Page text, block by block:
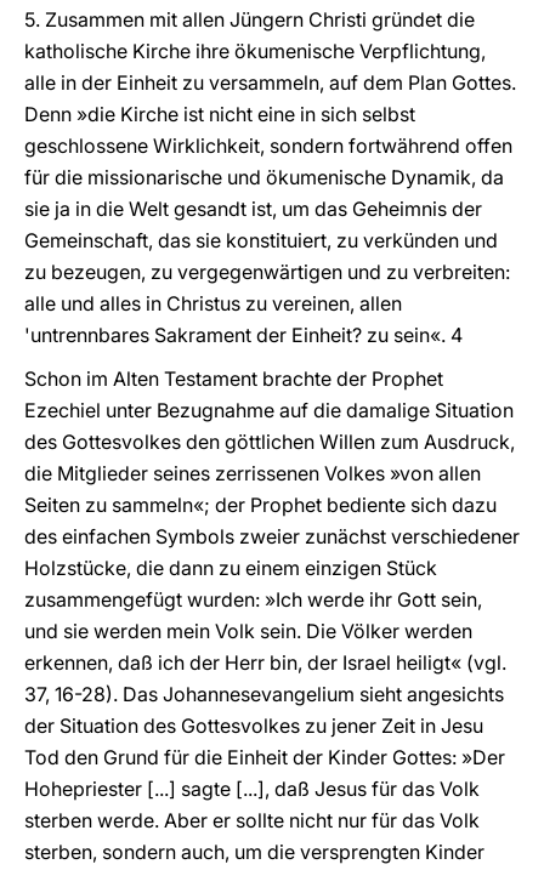
5. Zusammen mit allen Jüngern Christi gründet die
katholische Kirche ihre ökumenische Verpflichtung,
alle in der Einheit zu versammeln, auf dem Plan Gottes.
Denn »die Kirche ist nicht eine in sich selbst
geschlossene Wirklichkeit, sondern fortwährend offen
für die missionarische und ökumenische Dynamik, da
sie ja in die Welt gesandt ist, um das Geheimnis der
Gemeinschaft, das sie konstituiert, zu verkünden und
zu bezeugen, zu vergegenwärtigen und zu verbreiten:
alle und alles in Christus zu vereinen, allen
'untrennbares Sakrament der Einheit? zu sein«. 4
Schon im Alten Testament brachte der Prophet
Ezechiel unter Bezugnahme auf die damalige Situation
des Gottesvolkes den göttlichen Willen zum Ausdruck,
die Mitglieder seines zerrissenen Volkes »von allen
Seiten zu sammeln«; der Prophet bediente sich dazu
des einfachen Symbols zweier zunächst verschiedener
Holzstücke, die dann zu einem einzigen Stück
zusammengefügt wurden: »Ich werde ihr Gott sein,
und sie werden mein Volk sein. Die Völker werden
erkennen, daß ich der Herr bin, der Israel heiligt« (vgl.
37, 16-28). Das Johannesevangelium sieht angesichts
der Situation des Gottesvolkes zu jener Zeit in Jesu
Tod den Grund für die Einheit der Kinder Gottes: »Der
Hohepriester [...] sagte [...], daß Jesus für das Volk
sterben werde. Aber er sollte nicht nur für das Volk
sterben, sondern auch, um die versprengten Kinder